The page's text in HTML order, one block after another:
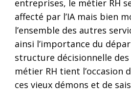
entreprises, le métier RH
affecté par l’IA mais bien
l’ensemble des autres
ainsi l’importance du
structure décisionnelle
métier RH tient l’occasion
ces vieux démons et de